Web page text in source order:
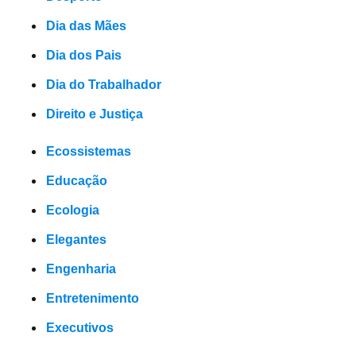
Dia das Mães
Dia dos Pais
Dia do Trabalhador
Direito e Justiça
Ecossistemas
Educação
Ecologia
Elegantes
Engenharia
Entretenimento
Executivos